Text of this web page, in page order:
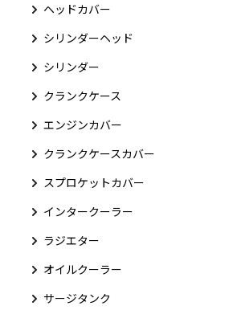
ヘッドカバー
シリンダーヘッド
シリンダー
クランクケース
エンジンカバー
クランクケースカバー
スプロケットカバー
インタークーラー
ラジエター
オイルクーラー
サージタンク